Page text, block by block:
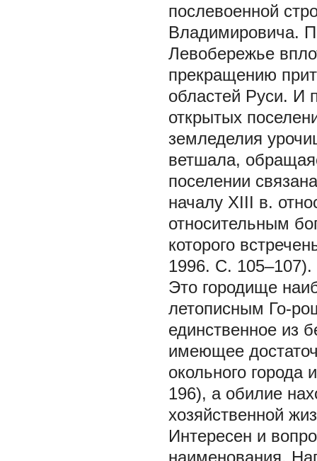
послевоенной
Владимировича.
Левобережье
прекращению
областей Руси. И
открытых
земледелия
ветшала,
поселении
началу ХIII в.
относительным
которого
1996. С. 105–107).
Это городище
летописным Го-
единственное из
имеющее
окольного города
196), а обилие
хозяйственной
Интересен и
наименования.